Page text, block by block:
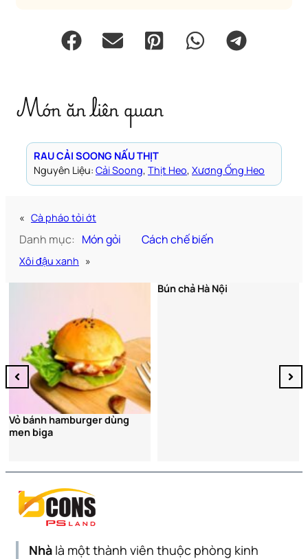
Món ăn liên quan
RAU CẢI SOONG NẤU THỊT
Nguyên Liệu: Cải Soong, Thịt Heo, Xương Ống Heo
« Cà pháo tỏi ớt
Danh mục: Món gỏi Cách chế biến
Xôi đậu xanh »
Vỏ bánh hamburger dùng
men biga
Bún chả Hà Nội
Nhà là một thành viên thuộc phòng kinh